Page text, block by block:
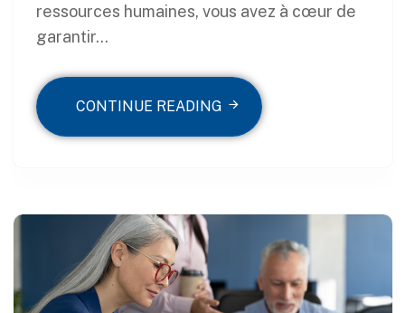
ressources humaines, vous avez à cœur de
garantir...
CONTINUE READING